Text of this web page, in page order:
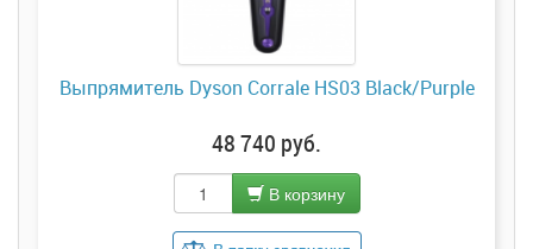
Выпрямитель Dyson Corrale HS03 Black/Purple
48 740 руб.
В корзину